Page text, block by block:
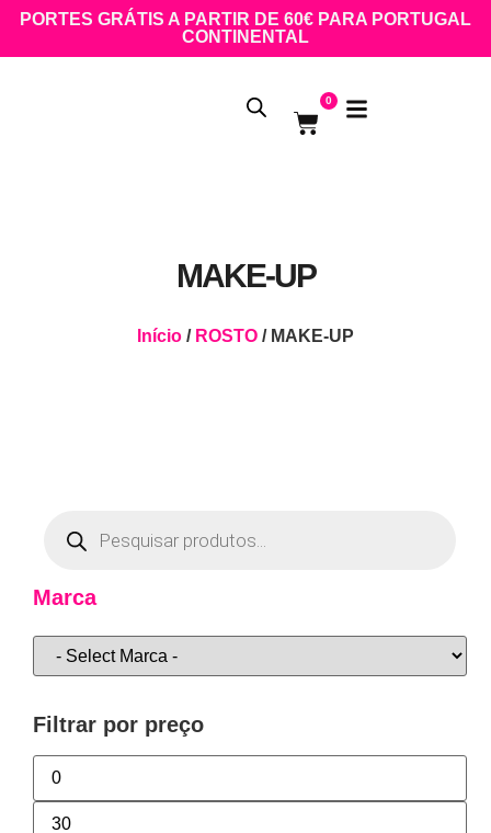
PORTES GRÁTIS A PARTIR DE 60€ PARA PORTUGAL
CONTINENTAL
0
MAKE-UP
Início / ROSTO / MAKE-UP
Marca
Filtrar por preço